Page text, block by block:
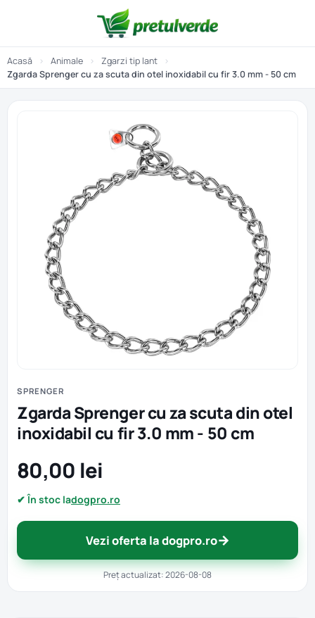
Acasă › Animale › Zgarzi tip lant
›
Zgarda Sprenger cu za scuta din otel inoxidabil cu fir 3.0 mm - 50 cm
SPRENGER
Zgarda Sprenger cu za scuta din otel
inoxidabil cu fir 3.0 mm - 50 cm
80,00 lei
✔ În stoc ladogpro.ro
Vezi oferta la dogpro.ro→
Preț actualizat: 2026-08-08